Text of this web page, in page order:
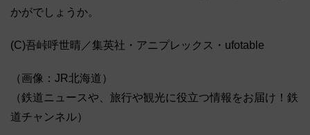
かがでしょうか。
(C)吾峠呼世晴／集英社・アニプレックス・ufotable
（画像：JR北海道）
（鉄道ニュースや、旅行や観光に役立つ情報をお届け！鉄
道チャンネル）